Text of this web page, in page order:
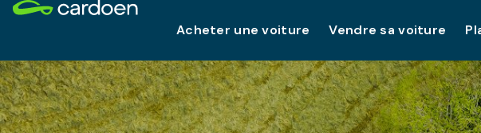
Acheter une voiture Vendre sa voiture